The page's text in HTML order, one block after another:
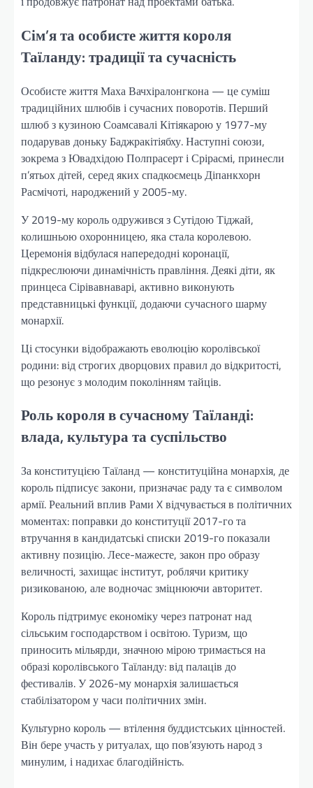
Сім’я та особисте життя короля
Таїланду: традиції та сучасність
Особисте життя Маха Вачхіралонгкона — це суміш
традиційних шлюбів і сучасних поворотів. Перший
шлюб з кузиною Соамсавалі Кітіякарою у 1977-му
подарував доньку Баджракітіябху. Наступні союзи,
зокрема з Ювадхідою Полпрасерт і Срірасмі, принесли
п’ятьох дітей, серед яких спадкоємець Діпанкхорн
Расмічоті, народжений у 2005-му.
У 2019-му король одружився з Сутідою Тіджай,
колишньою охоронницею, яка стала королевою.
Церемонія відбулася напередодні коронації,
підкреслюючи динамічність правління. Деякі діти, як
принцеса Сірівавнаварі, активно виконують
представницькі функції, додаючи сучасного шарму
монархії.
Ці стосунки відображають еволюцію королівської
родини: від строгих дворцових правил до відкритості,
що резонує з молодим поколінням тайців.
Роль короля в сучасному Таїланді:
влада, культура та суспільство
За конституцією Таїланд — конституційна монархія, де
король підписує закони, призначає раду та є символом
армії. Реальний вплив Рами X відчувається в політичних
моментах: поправки до конституції 2017-го та
втручання в кандидатські списки 2019-го показали
активну позицію. Лесе-мажесте, закон про образу
величності, захищає інститут, роблячи критику
ризикованою, але водночас зміцнюючи авторитет.
Король підтримує економіку через патронат над
сільським господарством і освітою. Туризм, що
приносить мільярди, значною мірою тримається на
образі королівського Таїланду: від палаців до
фестивалів. У 2026-му монархія залишається
стабілізатором у часи політичних змін.
Культурно король — втілення буддистських цінностей.
Він бере участь у ритуалах, що пов’язують народ з
минулим, і надихає благодійність.